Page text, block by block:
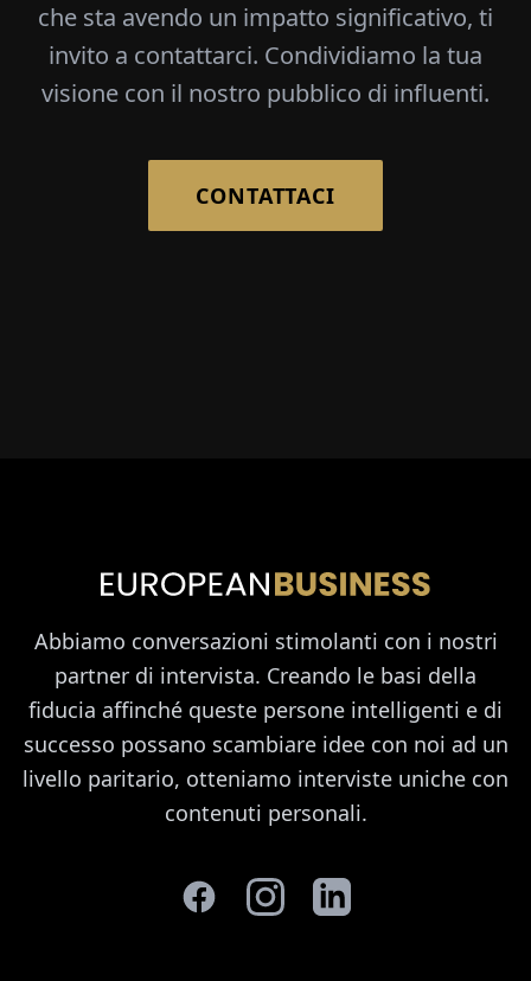
che sta avendo un impatto significativo, ti
invito a contattarci. Condividiamo la tua
visione con il nostro pubblico di influenti.
CONTATTACI
Abbiamo conversazioni stimolanti con i nostri
partner di intervista. Creando le basi della
fiducia affinché queste persone intelligenti e di
successo possano scambiare idee con noi ad un
livello paritario, otteniamo interviste uniche con
contenuti personali.